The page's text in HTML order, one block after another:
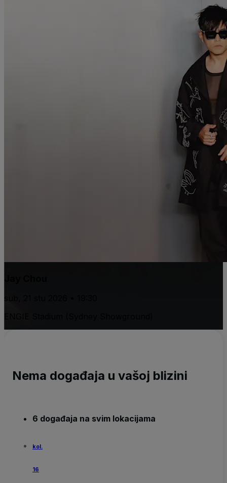
Nema događaja u vašoj blizini
6 događaja na svim lokacijama
kol.
16